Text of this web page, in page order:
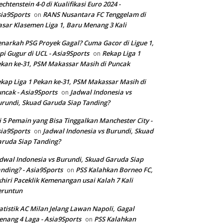
4-0 di Kualifikasi Euro 2024 -
on RANS Nusantara FC Tenggelam di
Klasemen Liga 1, Baru Menang 3 Kali
PSG Proyek Gagal? Cuma Gacor di Ligue 1,
Gugur di UCL - Asia9Sports on Rekap Liga 1
ke-31, PSM Makassar Masih di Puncak
Liga 1 Pekan ke-31, PSM Makassar Masih di
- Asia9Sports on Jadwal Indonesia vs
Skuad Garuda Siap Tanding?
5 Pemain yang Bisa Tinggalkan Manchester City -
on Jadwal Indonesia vs Burundi, Skuad
Siap Tanding?
Indonesia vs Burundi, Skuad Garuda Siap
- Asia9Sports on PSS Kalahkan Borneo FC,
Paceklik Kemenangan usai Kalah 7 Kali
AC Milan Jelang Lawan Napoli, Gagal
4 Laga - Asia9Sports on PSS Kalahkan